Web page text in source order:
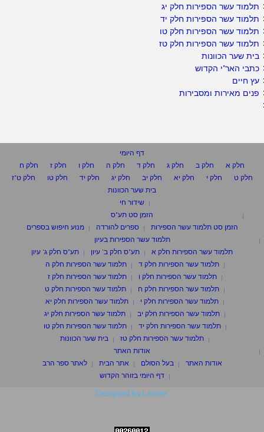
תלמוד עשר הספירות חלק יג
תלמוד עשר הספירות חלק יד
תלמוד עשר הספירות חלק טו
תלמוד עשר הספירות חלק טז
בית שער הכוונות
כתבי האר"י הקדוש
עץ חיים
פנים מאירות ומסבירות
דף היומי
חלק א
חלק ב חלק ג חלק ד חלק ה חלק ו חלק ז
חלק ח
חלק ט
חלק י חלק יא חלק יב חלק יג חלק יד חלק טו
חלק ט"ז
בית שער הכוונות
שידור חי
הזמן סט תע"ס
הזמן סט תלמוד עשר הספירות
ספרים להורדה
מנוע חיפוש בספרים
תלמוד עשר הספירות בעיון
תלמוד עשר הספירות חלק א
תע"ס חלק ב' עיון
תע"ס חלק ג' עיון
תלמוד עשר הספירות חלק ד
תלמוד עשר הספירות חלק ה
תלמוד עשר הספירות חלק ו
תלמוד עשר הספירות חלק ז
תלמוד עשר הספירות חלק ח
תלמוד עשר הספירות חלק ט
תלמוד עשר הספירות חלק י
תלמוד עשר הספירות חלק יא
תלמוד עשר הספירות חלק יב
תלמוד עשר הספירות חלק יג
תלמוד עשר הספירות חלק יד
תלמוד עשר הספירות חלק טו
תלמוד עשר הספירות חלק טז
בית שער הכוונות
אודות האתר
אודות האתר
בעל הסולם אתר הבית
לאתר ספר הרב
דף היומי בזוהר הקדוש
Designed by Laisner